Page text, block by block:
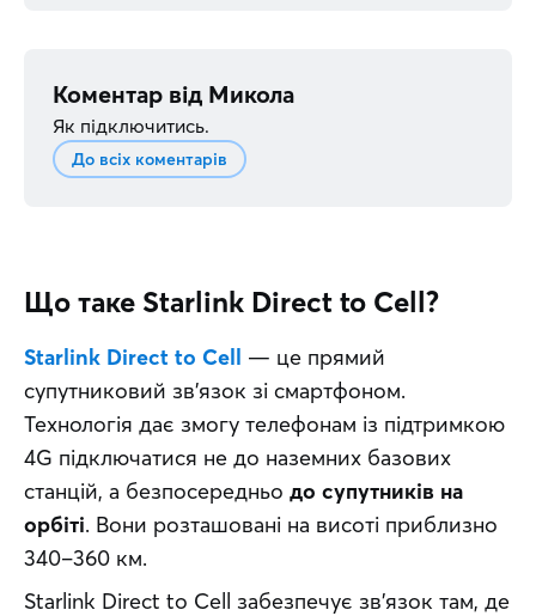
Коментар від Микола
Як підключитись.
До всіх коментарів
Що таке Starlink Direct to Cell?
Starlink Direct to Cell — це прямий
супутниковий зв’язок зі смартфоном.
Технологія дає змогу телефонам із підтримкою
4G підключатися не до наземних базових
станцій, а безпосередньо до супутників на
орбіті. Вони розташовані на висоті приблизно
340–360 км.
Starlink Direct to Cell забезпечує зв’язок там, де